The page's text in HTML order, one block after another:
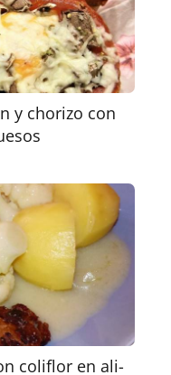
y chorizo con
coliflor en ali-